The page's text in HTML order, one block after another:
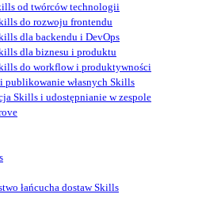
od twórców technologii
do rozwoju frontendu
dla backendu i DevOps
dla biznesu i produktu
do workflow i produktywności
publikowanie własnych Skills
Skills i udostępnianie w zespole
łańcucha dostaw Skills